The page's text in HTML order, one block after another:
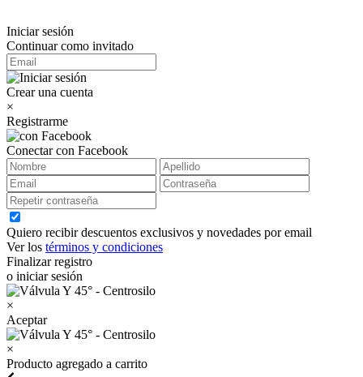
Iniciar sesión
Continuar como invitado
Crear una cuenta
×
Registrarme
Conectar con Facebook
Quiero recibir descuentos exclusivos y novedades por email
Ver los términos y condiciones
Finalizar registro
o iniciar sesión
×
Aceptar
×
Producto agregado a carrito